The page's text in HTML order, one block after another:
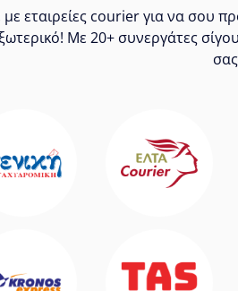
εταιρείες courier για να σου
Με 20+ συνεργάτες